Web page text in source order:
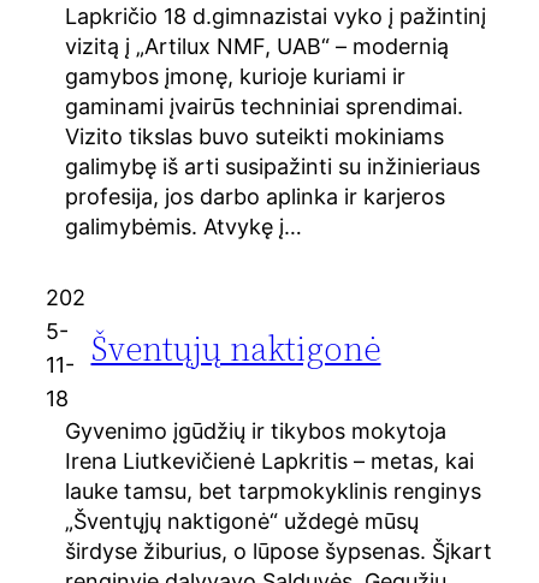
Lapkričio 18 d.gimnazistai vyko į pažintinį
vizitą į „Artilux NMF, UAB“ – modernią
gamybos įmonę, kurioje kuriami ir
gaminami įvairūs techniniai sprendimai.
Vizito tikslas buvo suteikti mokiniams
galimybę iš arti susipažinti su inžinieriaus
profesija, jos darbo aplinka ir karjeros
galimybėmis. Atvykę į…
202
5-
11-
18
Šventųjų naktigonė
Gyvenimo įgūdžių ir tikybos mokytoja
Irena Liutkevičienė Lapkritis – metas, kai
lauke tamsu, bet tarpmokyklinis renginys
„Šventųjų naktigonė“ uždegė mūsų
širdyse žiburius, o lūpose šypsenas. Šįkart